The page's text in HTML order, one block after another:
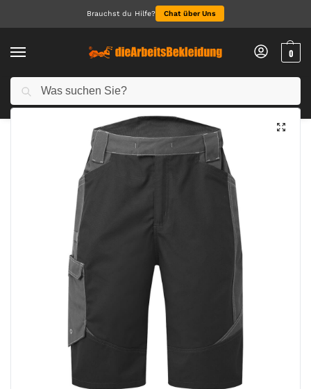
Brauchst du Hilfe? Chat über Uns
0
Start Arbeitskleidung Herren